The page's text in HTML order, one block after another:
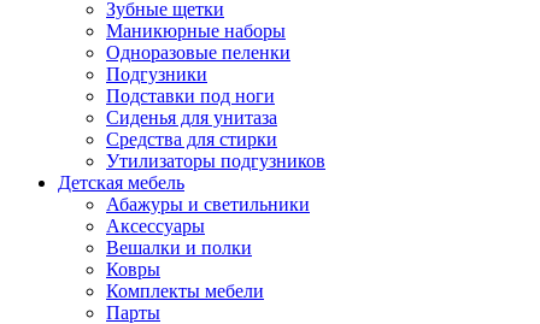
Зубные щетки
Маникюрные наборы
Одноразовые пеленки
Подгузники
Подставки под ноги
Сиденья для унитаза
Средства для стирки
Утилизаторы подгузников
Детская мебель
Абажуры и светильники
Аксессуары
Вешалки и полки
Ковры
Комплекты мебели
Парты